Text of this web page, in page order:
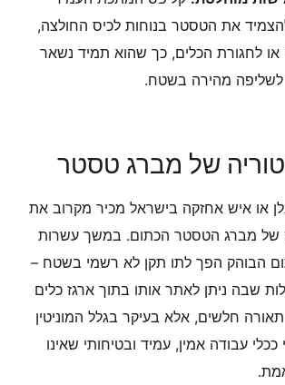
את הטסטר בנוחות לכיס החולצה,
או לחגורת הכלים, כך שהוא תמיד נשאר
לשליפה מהירה בשטח.
של מברג טסטר
או איש אחזקה בישראל מכיר מקרוב את
של מברג הטסטר הכתום. במשך עשרות
הבוהק הפך לתו תקן לא רשמי בשטח –
שבה ניתן לאתר אותו בתוך ארגז כלים
חלשים, אלא בעיקר בגלל המוניטין
עבודה אמין, עמיד ובטיחותי שאינו